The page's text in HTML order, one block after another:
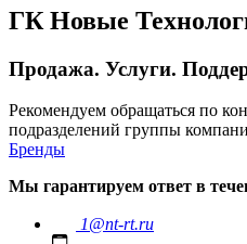
ГК Новые
Продажа. Услуги.
Рекомендуем обращаться по
подразделений группы
Бренды
Мы гарантируем ответ в
1@nt-rt.ru